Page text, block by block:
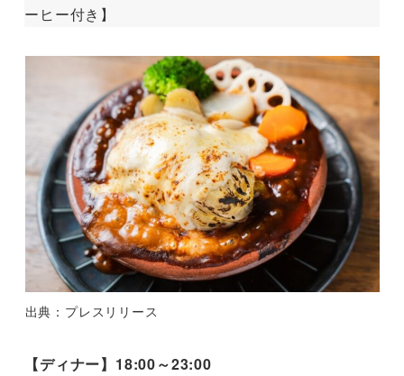
ーヒー付き】
出典：プレスリリース
【ディナー】18:00～23:00